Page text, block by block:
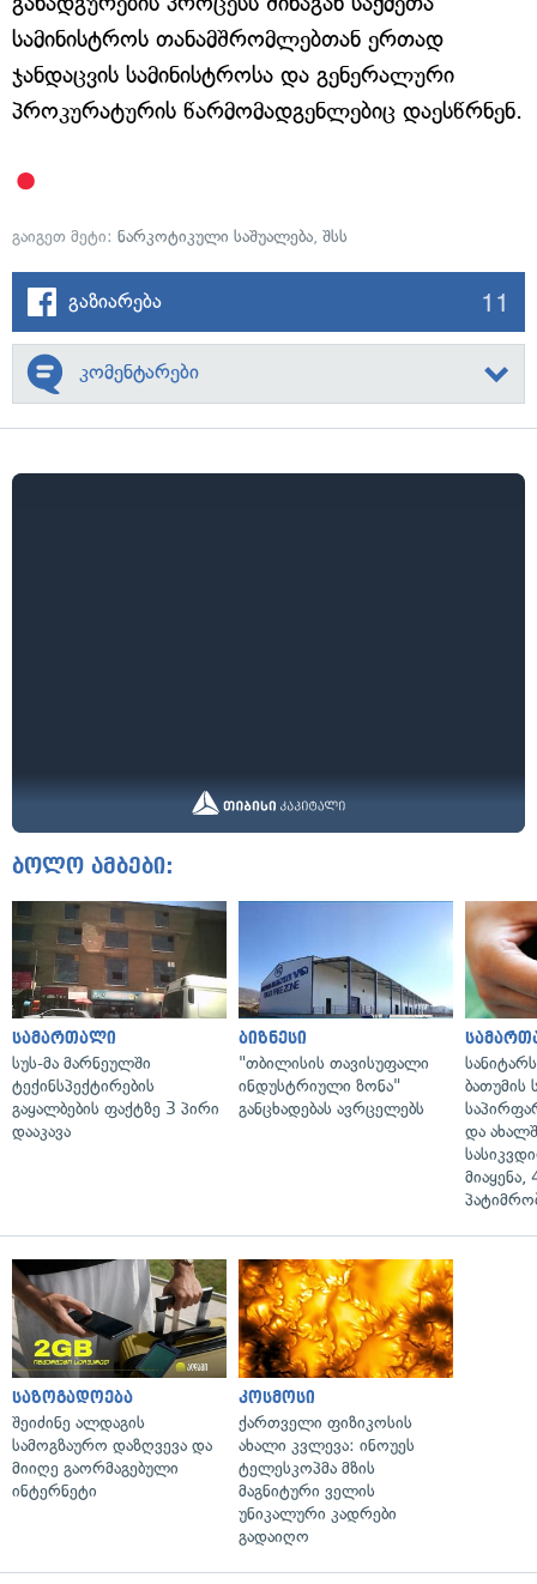
სამინისტროს თანამშრომლებთან ერთად
ჯანდაცვის სამინისტროსა და გენერალური
პროკურატურის წარმომადგენლებიც დაესწრნენ.
გაიგეთ მეტი: ნარკოტიკული საშუალება, შსს
გაზიარება 11
კომენტარები
ბოლო ამბები:
სამართალი
სუს-მა მარნეულში
ტექინსპექტირების
გაყალბების ფაქტზე 3 პირი
დააკავა
ბიზნესი
"თბილისის თავისუფალი
ინდუსტრიული ზონა"
განცხადებას ავრცელებს
ბათუმის
და
საზოგადოება
შეიძინე ალდაგის
სამოგზაურო დაზღვევა და
მიიღე გაორმაგებული
ინტერნეტი
კოსმოსი
ქართველი ფიზიკოსის
ახალი კვლევა: ინოუეს
ტელესკოპმა მზის
მაგნიტური ველის
უნიკალური კადრები
გადაიღო